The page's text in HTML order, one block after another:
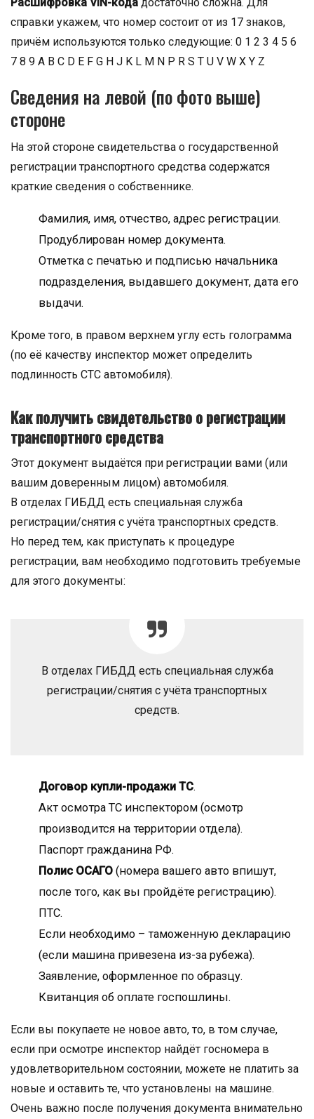
справки укажем, что номер состоит от из 17 знаков,
причём используются только следующие: 0 1 2 3 4 5 6
7 8 9 A B C D E F G H J K L M N P R S T U V W X Y Z
Сведения на левой (по фото выше)
стороне
На этой стороне свидетельства о государственной
регистрации транспортного средства содержатся
краткие сведения о собственнике.
Фамилия, имя, отчество, адрес регистрации.
Продублирован номер документа.
Отметка с печатью и подписью начальника
подразделения, выдавшего документ, дата его
выдачи.
Кроме того, в правом верхнем углу есть голограмма
(по её качеству инспектор может определить
подлинность СТС автомобиля).
Как получить свидетельство о регистрации
транспортного средства
Этот документ выдаётся при регистрации вами (или
вашим доверенным лицом) автомобиля.
В отделах ГИБДД есть специальная служба
регистрации/снятия с учёта транспортных средств.
Но перед тем, как приступать к процедуре
регистрации, вам необходимо подготовить требуемые
для этого документы:
В отделах ГИБДД есть специальная служба
регистрации/снятия с учёта транспортных
средств.
Договор купли-продажи ТС.
Акт осмотра ТС инспектором (осмотр
производится на территории отдела).
Паспорт гражданина РФ.
Полис ОСАГО (номера вашего авто впишут,
после того, как вы пройдёте регистрацию).
ПТС.
Если необходимо – таможенную декларацию
(если машина привезена из-за рубежа).
Заявление, оформленное по образцу.
Квитанция об оплате госпошлины.
Если вы покупаете не новое авто, то, в том случае,
если при осмотре инспектор найдёт госномера в
удовлетворительном состоянии, можете не платить за
новые и оставить те, что установлены на машине.
Очень важно после получения документа внимательно